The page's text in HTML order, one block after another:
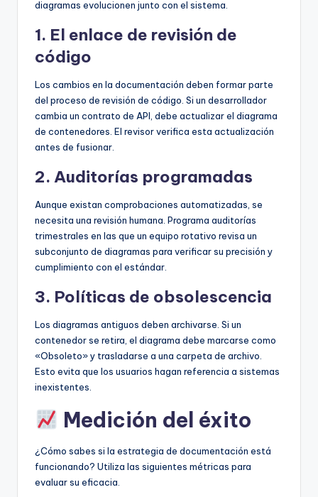
diagramas evolucionen junto con el sistema.
1. El enlace de revisión de
código
Los cambios en la documentación deben formar parte
del proceso de revisión de código. Si un desarrollador
cambia un contrato de API, debe actualizar el diagrama
de contenedores. El revisor verifica esta actualización
antes de fusionar.
2. Auditorías programadas
Aunque existan comprobaciones automatizadas, se
necesita una revisión humana. Programa auditorías
trimestrales en las que un equipo rotativo revisa un
subconjunto de diagramas para verificar su precisión y
cumplimiento con el estándar.
3. Políticas de obsolescencia
Los diagramas antiguos deben archivarse. Si un
contenedor se retira, el diagrama debe marcarse como
«Obsoleto» y trasladarse a una carpeta de archivo.
Esto evita que los usuarios hagan referencia a sistemas
inexistentes.
Medición del éxito
¿Cómo sabes si la estrategia de documentación está
funcionando? Utiliza las siguientes métricas para
evaluar su eficacia.